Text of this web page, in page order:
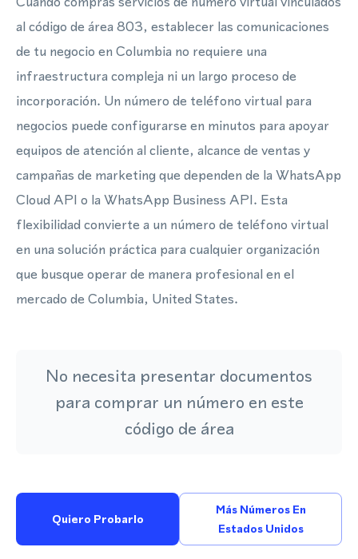
al código de área 803, establecer las comunicaciones
de tu negocio en Columbia no requiere una
infraestructura compleja ni un largo proceso de
incorporación. Un número de teléfono virtual para
negocios puede configurarse en minutos para apoyar
equipos de atención al cliente, alcance de ventas y
campañas de marketing que dependen de la WhatsApp
Cloud API o la WhatsApp Business API. Esta
flexibilidad convierte a un número de teléfono virtual
en una solución práctica para cualquier organización
que busque operar de manera profesional en el
mercado de Columbia, United States.
No necesita presentar documentos
para comprar un número en este
código de área
Quiero Probarlo
Más Números En
Estados Unidos